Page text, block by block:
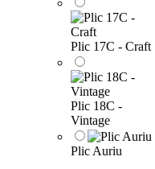
Plic 17C - Craft
Plic 18C -
Vintage
Plic Auriu